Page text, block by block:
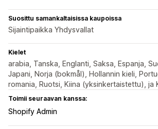
Suosittu samankaltaisissa kaupoissa
Sijaintipaikka Yhdysvallat
Kielet
arabia, Tanska, Englanti, Saksa, Espanja,
Japani, Norja (bokmål), Hollannin kieli,
romania, Ruotsi, Kiina (yksinkertaistettu), ja
Toimii seuraavan kanssa:
Shopify Admin